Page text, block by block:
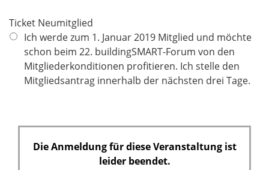
Ticket Neumitglied
Ich werde zum 1. Januar 2019 Mitglied und möchte
schon beim 22. buildingSMART-Forum von den
Mitgliederkonditionen profitieren. Ich stelle den
Mitgliedsantrag innerhalb der nächsten drei Tage.
Die Anmeldung für diese Veranstaltung ist
leider beendet.